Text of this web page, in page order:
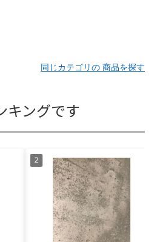
同じカテゴリの 商品を探す
キングです